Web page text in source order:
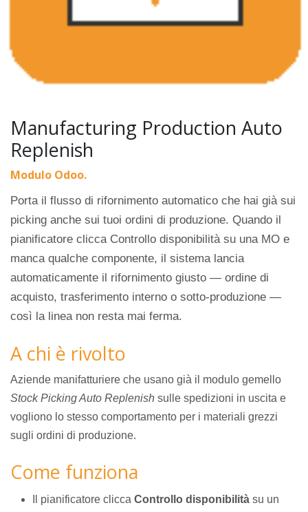
Manufacturing Production Auto
Replenish
Modulo Odoo.
Porta il flusso di rifornimento automatico che hai già sui
picking anche sui tuoi ordini di produzione. Quando il
pianificatore clicca Controllo disponibilità su una MO e
manca qualche componente, il sistema lancia
automaticamente il rifornimento giusto — ordine di
acquisto, trasferimento interno o sotto-produzione —
così la linea non resta mai ferma.
A chi è rivolto
Aziende manifatturiere che usano già il modulo gemello
Stock Picking Auto Replenish sulle spedizioni in uscita e
vogliono lo stesso comportamento per i materiali grezzi
sugli ordini di produzione.
Come funziona
Il pianificatore clicca Controllo disponibilità su un